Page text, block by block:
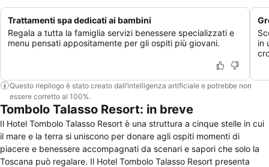
Trattamenti spa dedicati ai bambini
Regala a tutta la famiglia servizi benessere specializzati e
menu pensati appositamente per gli ospiti più giovani.
in
Questo riepilogo è stato creato dall’intelligenza artificiale e potrebbe non
essere corretto al 100%.
Tombolo Talasso Resort: in breve
Il Hotel Tombolo Talasso Resort è una struttura a cinque stelle in cui
il mare e la terra si uniscono per donare agli ospiti momenti di
piacere e benessere accompagnati da scenari e sapori che solo la
Toscana può regalare. Il Hotel Tombolo Talasso Resort presenta